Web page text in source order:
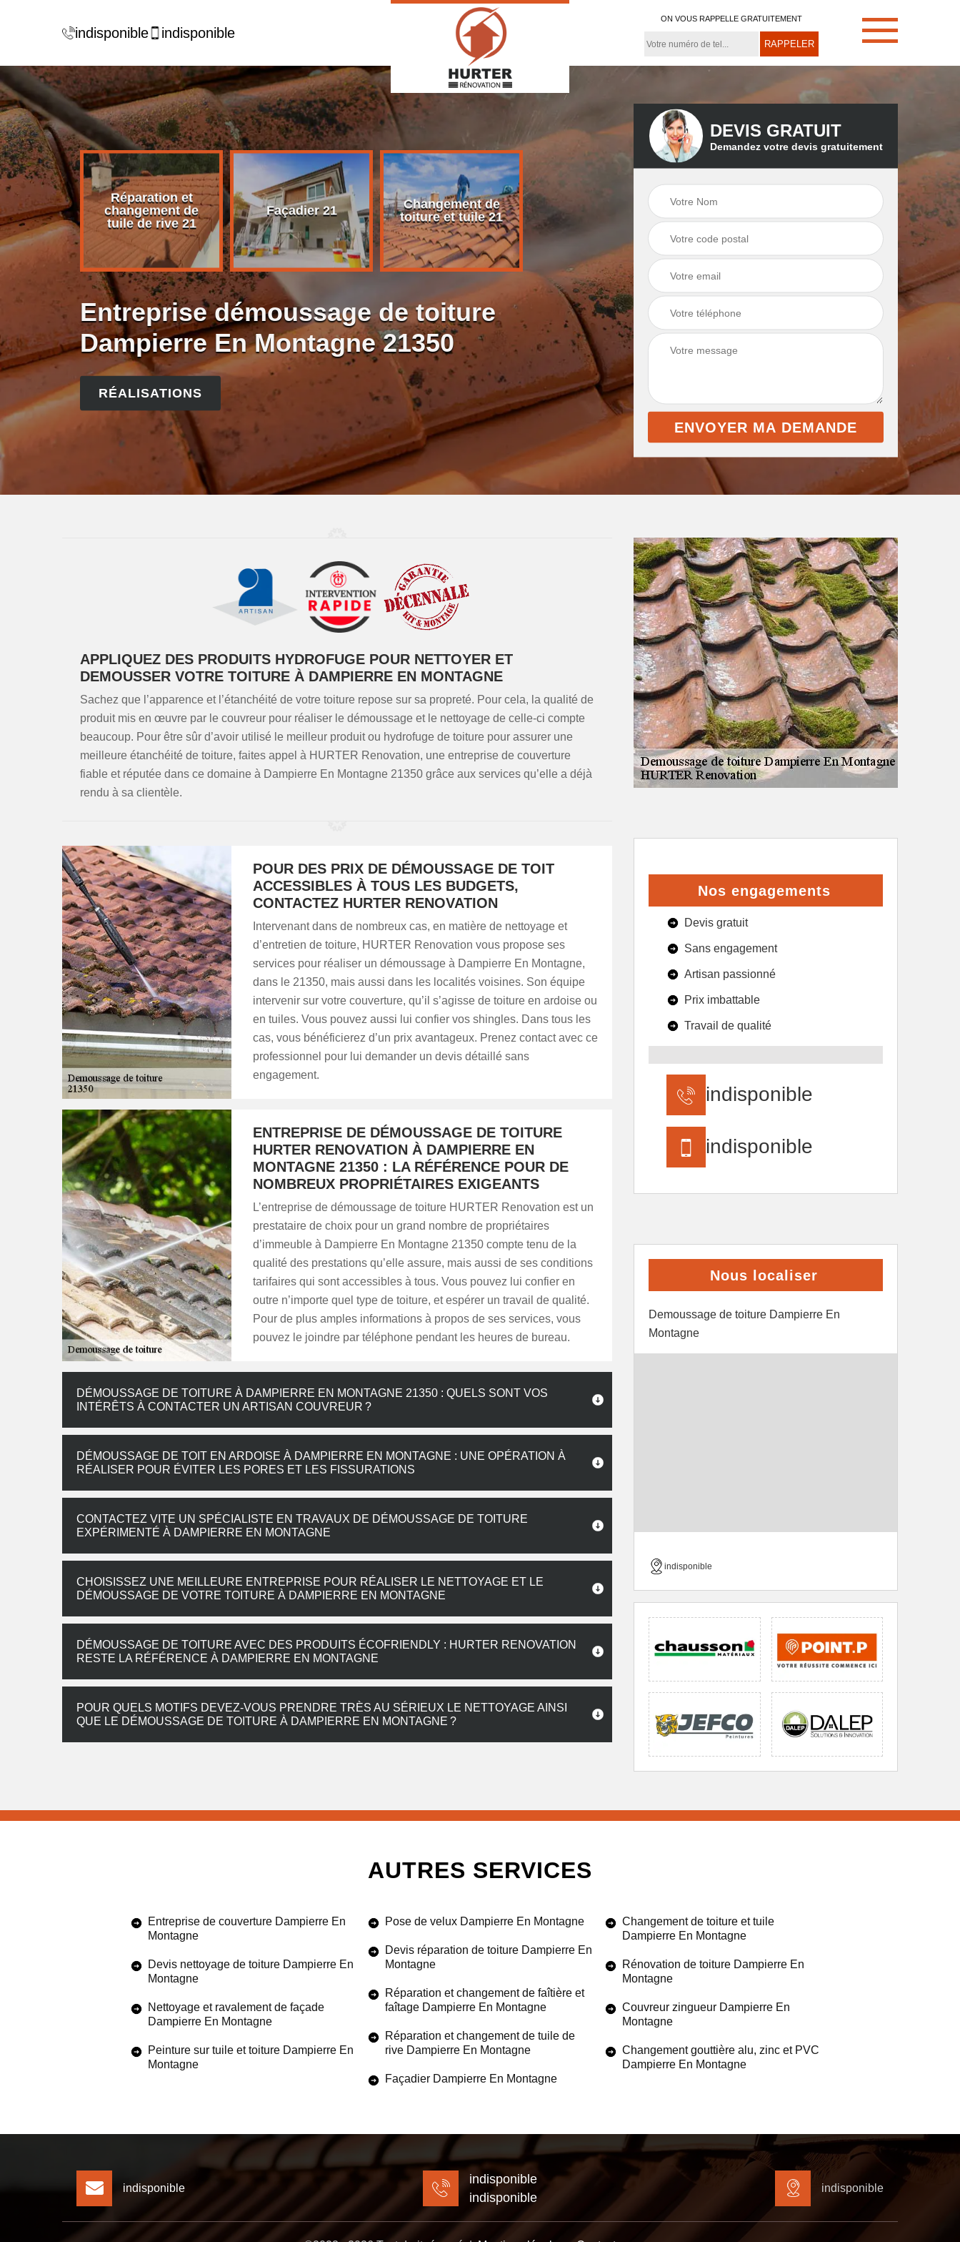
indisponible indisponible
ON VOUS RAPPELLE GRATUITEMENT
de
21
Réparation et
changement de
tuile de rive 21
Façadier 21
Changement de
toiture et tuile 21
Démoussage de
toiture 21
Couvreur zingueur
Entreprise démoussage de toiture
Dampierre En Montagne 21350
RÉALISATIONS
DEVIS GRATUIT
Demandez votre devis gratuitement
APPLIQUEZ DES PRODUITS HYDROFUGE POUR NETTOYER ET
DEMOUSSER VOTRE TOITURE À DAMPIERRE EN MONTAGNE
Sachez que l’apparence et l’étanchéité de votre toiture repose sur sa propreté. Pour cela, la qualité de
produit mis en œuvre par le couvreur pour réaliser le démoussage et le nettoyage de celle-ci compte
beaucoup. Pour être sûr d’avoir utilisé le meilleur produit ou hydrofuge de toiture pour assurer une
meilleure étanchéité de toiture, faites appel à HURTER Renovation, une entreprise de couverture
fiable et réputée dans ce domaine à Dampierre En Montagne 21350 grâce aux services qu’elle a déjà
rendu à sa clientèle.
POUR DES PRIX DE DÉMOUSSAGE DE TOIT
ACCESSIBLES À TOUS LES BUDGETS,
CONTACTEZ HURTER RENOVATION
Intervenant dans de nombreux cas, en matière de nettoyage et
d’entretien de toiture, HURTER Renovation vous propose ses
services pour réaliser un démoussage à Dampierre En Montagne,
dans le 21350, mais aussi dans les localités voisines. Son équipe
intervenir sur votre couverture, qu’il s’agisse de toiture en ardoise ou
en tuiles. Vous pouvez aussi lui confier vos shingles. Dans tous les
cas, vous bénéficierez d’un prix avantageux. Prenez contact avec ce
professionnel pour lui demander un devis détaillé sans
engagement.
ENTREPRISE DE DÉMOUSSAGE DE TOITURE
HURTER RENOVATION À DAMPIERRE EN
MONTAGNE 21350 : LA RÉFÉRENCE POUR DE
NOMBREUX PROPRIÉTAIRES EXIGEANTS
L’entreprise de démoussage de toiture HURTER Renovation est un
prestataire de choix pour un grand nombre de propriétaires
d’immeuble à Dampierre En Montagne 21350 compte tenu de la
qualité des prestations qu’elle assure, mais aussi de ses conditions
tarifaires qui sont accessibles à tous. Vous pouvez lui confier en
outre n’importe quel type de toiture, et espérer un travail de qualité.
Pour de plus amples informations à propos de ses services, vous
pouvez le joindre par téléphone pendant les heures de bureau.
DÉMOUSSAGE DE TOITURE À DAMPIERRE EN MONTAGNE 21350 : QUELS SONT VOS
INTÉRÊTS À CONTACTER UN ARTISAN COUVREUR ?
DÉMOUSSAGE DE TOIT EN ARDOISE À DAMPIERRE EN MONTAGNE : UNE OPÉRATION À
RÉALISER POUR ÉVITER LES PORES ET LES FISSURATIONS
CONTACTEZ VITE UN SPÉCIALISTE EN TRAVAUX DE DÉMOUSSAGE DE TOITURE
EXPÉRIMENTÉ À DAMPIERRE EN MONTAGNE
CHOISISSEZ UNE MEILLEURE ENTREPRISE POUR RÉALISER LE NETTOYAGE ET LE
DÉMOUSSAGE DE VOTRE TOITURE À DAMPIERRE EN MONTAGNE
DÉMOUSSAGE DE TOITURE AVEC DES PRODUITS ÉCOFRIENDLY : HURTER RENOVATION
RESTE LA RÉFÉRENCE À DAMPIERRE EN MONTAGNE
POUR QUELS MOTIFS DEVEZ-VOUS PRENDRE TRÈS AU SÉRIEUX LE NETTOYAGE AINSI
QUE LE DÉMOUSSAGE DE TOITURE À DAMPIERRE EN MONTAGNE ?
Nos engagements
Devis gratuit
Sans engagement
Artisan passionné
Prix imbattable
Travail de qualité
indisponible
indisponible
Nous localiser
Demoussage de toiture Dampierre En
Montagne
indisponible
AUTRES SERVICES
Entreprise de couverture Dampierre En
Montagne
Devis nettoyage de toiture Dampierre En
Montagne
Nettoyage et ravalement de façade
Dampierre En Montagne
Peinture sur tuile et toiture Dampierre En
Montagne
Pose de velux Dampierre En Montagne
Devis réparation de toiture Dampierre En
Montagne
Réparation et changement de faîtière et
faîtage Dampierre En Montagne
Réparation et changement de tuile de
rive Dampierre En Montagne
Façadier Dampierre En Montagne
Changement de toiture et tuile
Dampierre En Montagne
Rénovation de toiture Dampierre En
Montagne
Couvreur zingueur Dampierre En
Montagne
Changement gouttière alu, zinc et PVC
Dampierre En Montagne
indisponible
indisponible
indisponible
indisponible